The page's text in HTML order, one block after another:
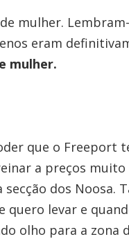
mulher.
eram
mulher.
que o Freeport
a preços
dos Noosa.
quero levar e
olho para a zona